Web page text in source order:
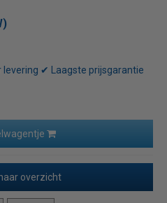
✔ Laagste prijsgarantie
overzicht